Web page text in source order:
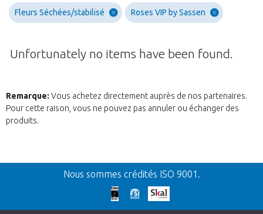
Fleurs Séchées/stabilisé Roses VIP by Sassen
Unfortunately no items have been found.
Remarque: Vous achetez directement auprès de nos partenaires.
Pour cette raison, vous ne pouvez pas annuler ou échanger des
produits.
Retour
Nos excuses
Nous sommes crédités ISO 9001.